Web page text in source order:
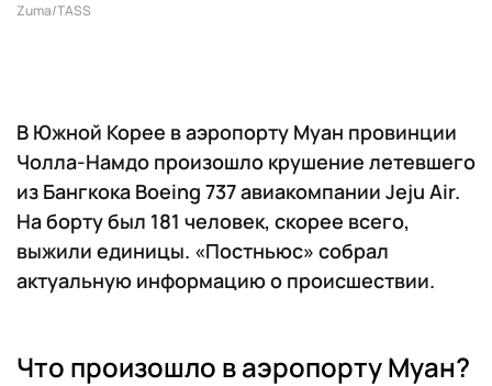
Zuma/TASS
В Южной Корее в аэропорту Муан провинции
Чолла-Намдо произошло крушение летевшего
из Бангкока Boeing 737 авиакомпании Jeju Air.
На борту был 181 человек, скорее всего,
выжили единицы. «Постньюс» собрал
актуальную информацию о происшествии.
Что произошло в аэропорту Муан?